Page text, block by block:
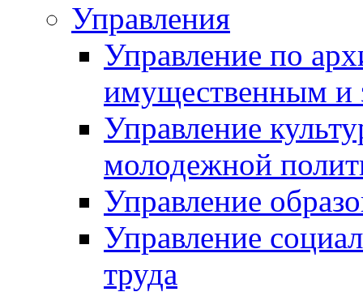
Управления
Управление по
имущественным и
Управление
молодежной
Управление
Управление
труда